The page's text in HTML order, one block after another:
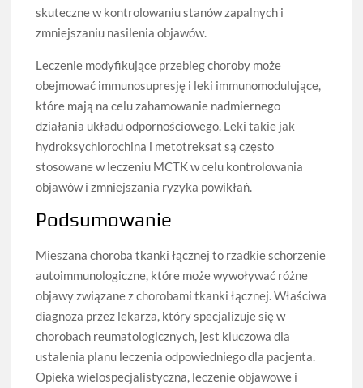
skuteczne w kontrolowaniu stanów zapalnych i
zmniejszaniu nasilenia objawów.
Leczenie modyfikujące przebieg choroby może
obejmować immunosupresję i leki immunomodulujące,
które mają na celu zahamowanie nadmiernego
działania układu odpornościowego. Leki takie jak
hydroksychlorochina i metotreksat są często
stosowane w leczeniu MCTK w celu kontrolowania
objawów i zmniejszania ryzyka powikłań.
Podsumowanie
Mieszana choroba tkanki łącznej to rzadkie schorzenie
autoimmunologiczne, które może wywoływać różne
objawy związane z chorobami tkanki łącznej. Właściwa
diagnoza przez lekarza, który specjalizuje się w
chorobach reumatologicznych, jest kluczowa dla
ustalenia planu leczenia odpowiedniego dla pacjenta.
Opieka wielospecjalistyczna, leczenie objawowe i